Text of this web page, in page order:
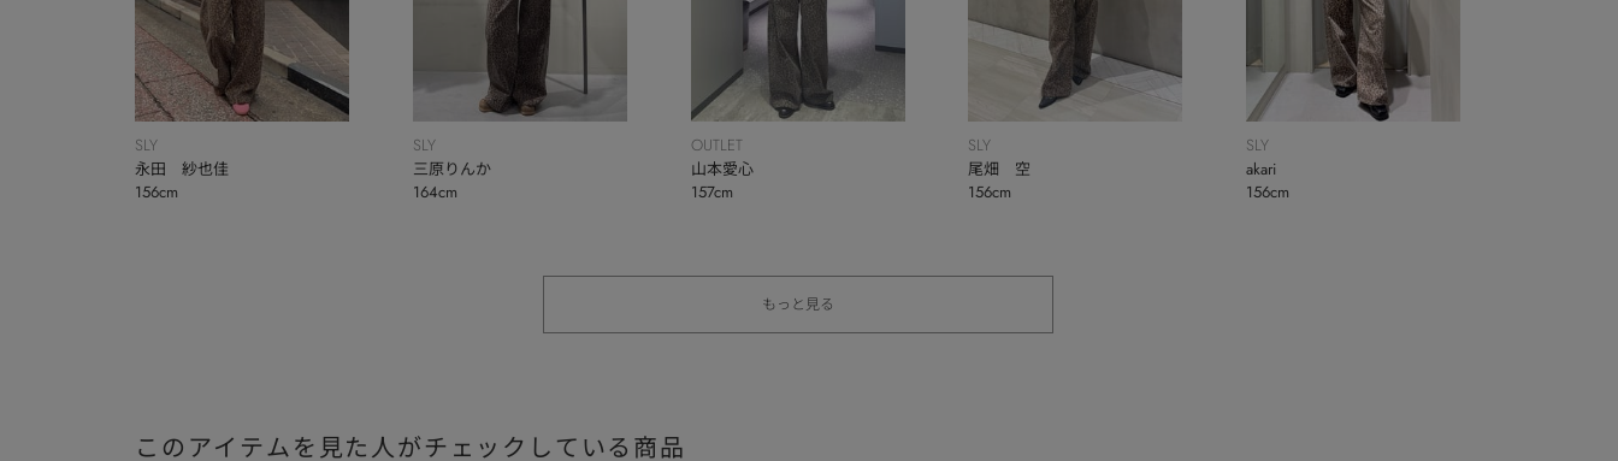
SLY
永田 紗也佳
156cm
SLY
三原りんか
164cm
OUTLET
山本愛心
157cm
SLY
尾畑 空
156cm
SLY
akari
156cm
もっと見る
このアイテムを見た人がチェックしている商品